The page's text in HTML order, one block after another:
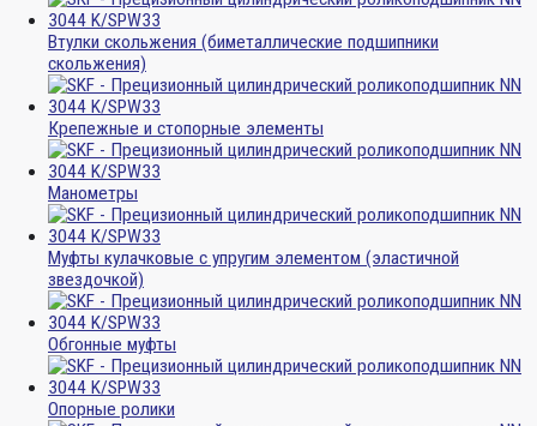
Втулки скольжения (биметаллические подшипники
скольжения)
Крепежные и стопорные элементы
Манометры
Муфты кулачковые с упругим элементом (эластичной
звездочкой)
Обгонные муфты
Опорные ролики